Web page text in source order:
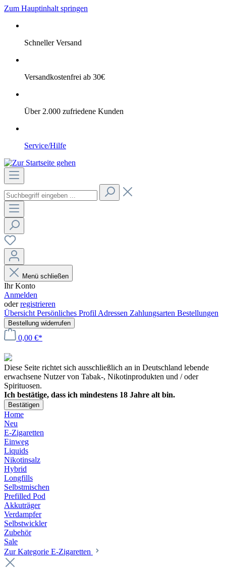
Zum Hauptinhalt springen
Schneller Versand
Versandkostenfrei ab 30€
Über 2.000 zufriedene Kunden
Service/Hilfe
Menü schließen
Ihr Konto
Anmelden
oderregistrieren
Übersicht Persönliches Profil Adressen Zahlungsarten Bestellungen
Bestellung widerrufen
0,00 €*
Diese Seite richtet sich ausschließlich an in Deutschland lebende
erwachsene Nutzer von Tabak-, Nikotinprodukten und / oder
Spirituosen.
Ich bestätige, dass ich mindestens 18 Jahre alt bin.
Bestätigen
Home
Neu
E-Zigaretten
Einweg
Liquids
Nikotinsalz
Hybrid
Longfills
Selbstmischen
Prefilled Pod
Akkuträger
Verdampfer
Selbstwickler
Zubehör
Sale
Zur Kategorie E-Zigaretten